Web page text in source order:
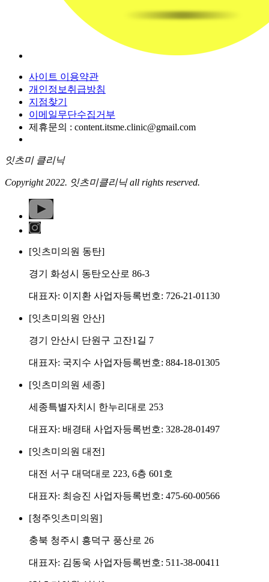
사이트 이용약관
개인정보취급방침
지점찾기
이메일무단수집거부
제휴문의 : content.itsme.clinic@gmail.com
잇츠미 클리닉
Copyright 2022. 잇츠미클리닉 all rights reserved.
[잇츠미의원 동탄]
경기 화성시 동탄오산로 86-3
대표자: 이지환 사업자등록번호: 726-21-01130
[잇츠미의원 안산]
경기 안산시 단원구 고잔1길 7
대표자: 국지수 사업자등록번호: 884-18-01305
[잇츠미의원 세종]
세종특별자치시 한누리대로 253
대표자: 배경태 사업자등록번호: 328-28-01497
[잇츠미의원 대전]
대전 서구 대덕대로 223, 6층 601호
대표자: 최승진 사업자등록번호: 475-60-00566
[청주잇츠미의원]
충북 청주시 흥덕구 풍산로 26
대표자: 김동욱 사업자등록번호: 511-38-00411